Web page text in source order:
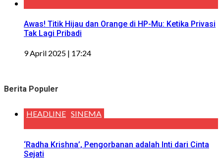
Awas! Titik Hijau dan Orange di HP-Mu: Ketika Privasi
Tak Lagi Pribadi
9 April 2025 | 17:24
Berita Populer
HEADLINE SINEMA
‘Radha Krishna’, Pengorbanan adalah Inti dari Cinta
Sejati